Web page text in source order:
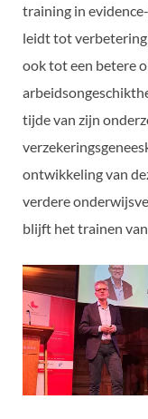
training in
leidt tot verbetering
ook tot een betere
tijde van zijn
ontwikkeling van
verdere
blijft het trainen